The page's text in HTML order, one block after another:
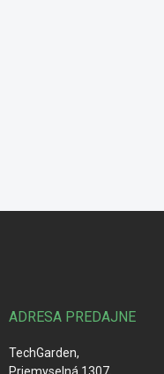
ADRESA PREDAJNE
TechGarden,